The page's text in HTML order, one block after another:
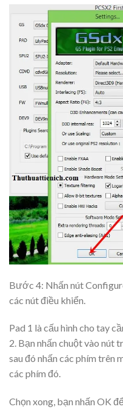
Bước 4: Nhấn nút
các nút điều khiển.
Pad 1 là cấu hình cho tay
2. Bạn nhấn chuột vào nút
sau đó nhấn các phím trên
các phím đó.
Chọn xong, bạn nhấn OK